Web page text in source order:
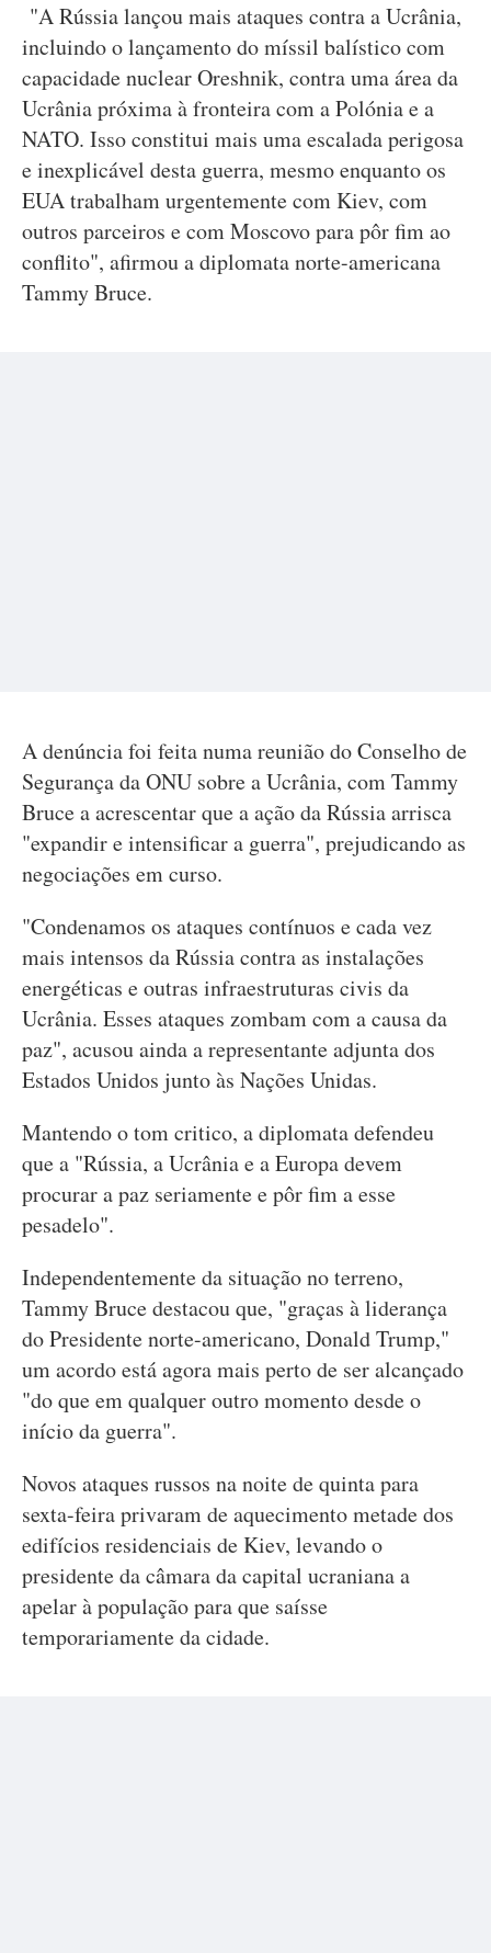
"A Rússia lançou mais ataques contra a Ucrânia,
incluindo o lançamento do míssil balístico com
capacidade nuclear Oreshnik, contra uma área da
Ucrânia próxima à fronteira com a Polónia e a
NATO. Isso constitui mais uma escalada perigosa
e inexplicável desta guerra, mesmo enquanto os
EUA trabalham urgentemente com Kiev, com
outros parceiros e com Moscovo para pôr fim ao
conflito", afirmou a diplomata norte-americana
Tammy Bruce.
A denúncia foi feita numa reunião do Conselho de
Segurança da ONU sobre a Ucrânia, com Tammy
Bruce a acrescentar que a ação da Rússia arrisca
"expandir e intensificar a guerra", prejudicando as
negociações em curso.
"Condenamos os ataques contínuos e cada vez
mais intensos da Rússia contra as instalações
energéticas e outras infraestruturas civis da
Ucrânia. Esses ataques zombam com a causa da
paz", acusou ainda a representante adjunta dos
Estados Unidos junto às Nações Unidas.
Mantendo o tom critico, a diplomata defendeu
que a "Rússia, a Ucrânia e a Europa devem
procurar a paz seriamente e pôr fim a esse
pesadelo".
Independentemente da situação no terreno,
Tammy Bruce destacou que, "graças à liderança
do Presidente norte-americano, Donald Trump,"
um acordo está agora mais perto de ser alcançado
"do que em qualquer outro momento desde o
início da guerra".
Novos ataques russos na noite de quinta para
sexta-feira privaram de aquecimento metade dos
edifícios residenciais de Kiev, levando o
presidente da câmara da capital ucraniana a
apelar à população para que saísse
temporariamente da cidade.